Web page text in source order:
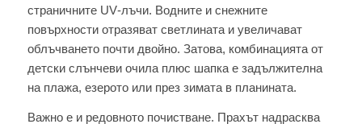
страничните UV‑лъчи. Водните и снежните
повърхности отразяват светлината и увеличават
облъчването почти двойно. Затова, комбинацията от
детски слънчеви очила плюс шапка е задължителна
на плажа, езерото или през зимата в планината.
Важно е и редовното почистване. Прахът надрасква